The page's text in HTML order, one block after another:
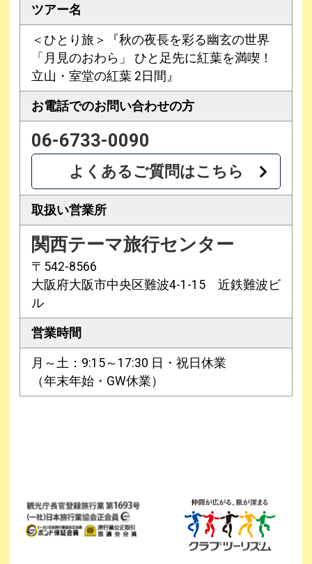
ツアー名
＜ひとり旅＞『秋の夜長を彩る幽玄の世界
「月見のおわら」 ひと足先に紅葉を満喫！
立山・室堂の紅葉 2日間』
お電話でのお問い合わせの方
06-6733-0090
よくあるご質問はこちら
取扱い営業所
関西テーマ旅行センター
〒542-8566
大阪府大阪市中央区難波4-1-15 近鉄難波ビ
ル
営業時間
月～土：9:15～17:30 日・祝日休業
（年末年始・GW休業）